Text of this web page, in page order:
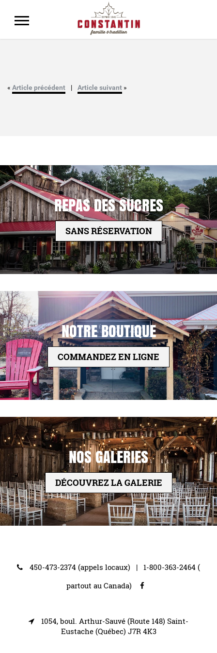
« Article précédent | Article suivant »
REPAS DES SUCRES
SANS RÉSERVATION
NOTRE BOUTIQUE
COMMANDEZ EN LIGNE
NOS GALERIES
DÉCOUVREZ LA GALERIE
450-473-2374 (appels locaux) | 1-800-363-2464 (
partout au Canada)
1054, boul. Arthur-Sauvé (Route 148) Saint-
Eustache (Québec) J7R 4K3